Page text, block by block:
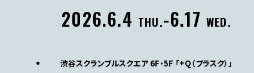
2026.6.4 THU.-6.17 WED.
渋谷スクランブルスクエア 6F・5F 「+Q（プラスク）」